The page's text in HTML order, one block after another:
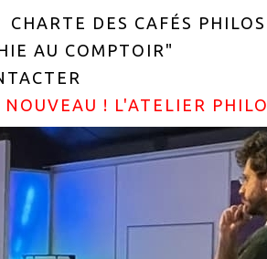
CHARTE DES CAFÉS PHILOS
AU COMPTOIR"
NOUVEAU ! L'ATELIER PHILO